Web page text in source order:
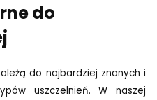
do
do najbardziej znanych i
uszczelnień. W naszej